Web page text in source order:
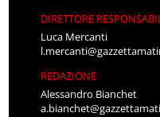
DIRETTORE
Luca Mercanti
REDAZIONE
Alessandro Bianchet